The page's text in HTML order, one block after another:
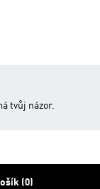
tvůj názor.
(0)